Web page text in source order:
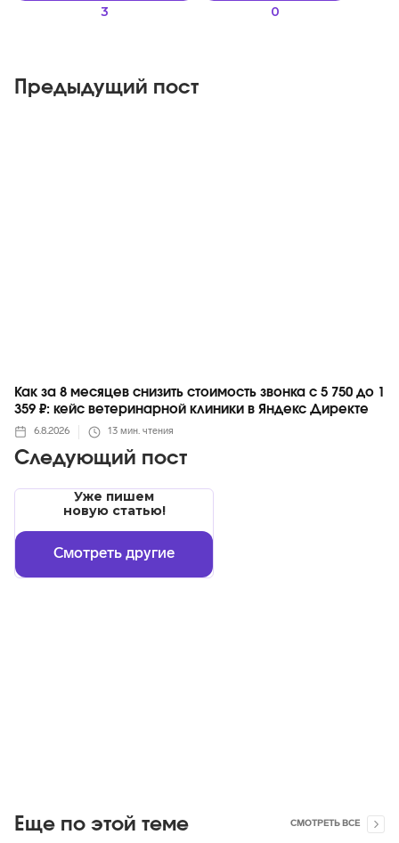
3 0
Предыдущий пост
Следующий пост
Как за 8 месяцев снизить стоимость звонка с 5 750 до 1
359 ₽: кейс ветеринарной клиники в Яндекс Директе
6.8.2026 13 мин. чтения
Уже пишем
новую статью!
Смотреть другие
Еще по этой теме СМОТРЕТЬ ВСЕ